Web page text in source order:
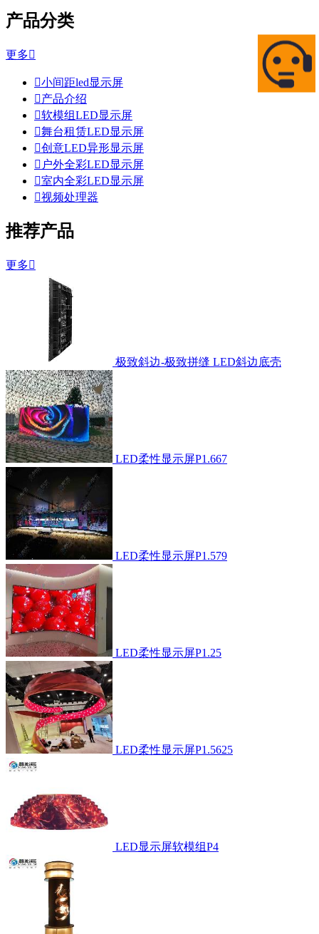
产品分类
更多
小间距led显示屏
产品介绍
软模组LED显示屏
舞台租赁LED显示屏
创意LED异形显示屏
 户外全彩LED显示屏
室内全彩LED显示屏
视频处理器
推荐产品
更多
极致斜边-极致拼缝 LED斜边底壳
LED柔性显示屏P1.667
LED柔性显示屏P1.579
LED柔性显示屏P1.25
LED柔性显示屏P1.5625
LED显示屏软模组P4